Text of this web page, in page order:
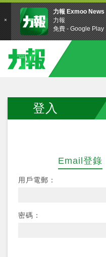
登入
Email登錄
用戶電郵：
密碼：